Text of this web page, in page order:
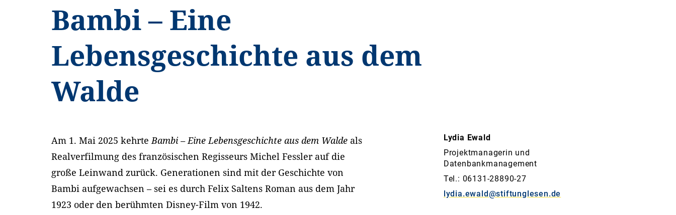
Bambi – Eine
Lebensgeschichte aus dem
Walde
Am 1. Mai 2025 kehrteBambi – Eine Lebensgeschichte aus dem Walde als
Realverfilmung des französischen Regisseurs Michel Fessler auf die
große Leinwand zurück. Generationen sind mit der Geschichte von
Bambi aufgewachsen – sei es durch Felix Saltens Roman aus dem Jahr
1923 oder den berühmten Disney-Film von 1942.
Lydia Ewald
Projektmanagerin und
Datenbankmanagement
Tel.: 06131-28890-27
lydia.ewald@stiftunglesen.de